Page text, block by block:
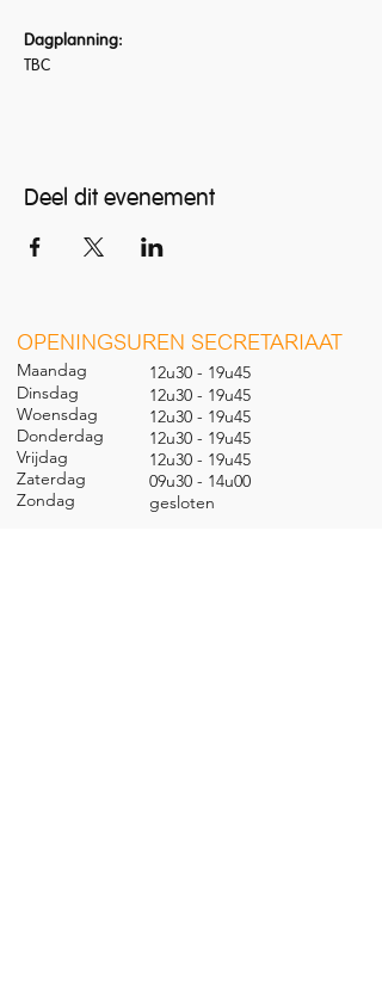
Dagplanning:
TBC
Deel dit evenement
OPENINGSUREN SECRETARIAAT
Maandag
Dinsdag
Woensdag
Donderdag
Vrijdag
Zaterdag
Zondag
12u30 - 19u45
12u30 - 19u45
12u30 - 19u45
12u30 - 19u45
12u30 - 19u45
09u30 - 14u00
gesloten